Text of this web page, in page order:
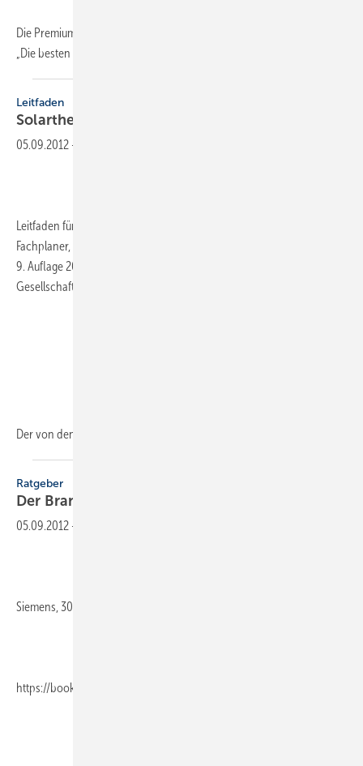
Die Premium-Badplaner von Aqua Cultura stellen im neuen Bildband
„Die besten Bäder zum Wohlfühlen“
Leitfaden
Solarthermische
05.09.2012 -
Leitfaden für das SHK-, Elektro- und Dachdeckerhandwerk,
Fachplaner, Architekten, Bauherren und Weiterbildungsinstitutionen,
9. Auflage 2012, 750 Seiten, ­inkl. DVD, Herausgeber Deutsche
Gesellschaft für Sonnen­energie, 89,00 Euro
Der von den DGS-Landesverbänden
Ratgeber
Der Brandschutz-Wegweiser
05.09.2012 -
Siemens, 301 Seiten, ISBN 978-3-89578-422-4, Publicis Publishing,
https://books.publicis.de/